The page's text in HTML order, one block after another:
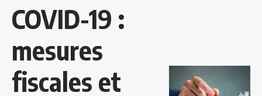
COVID-19 :
mesures
fiscales et